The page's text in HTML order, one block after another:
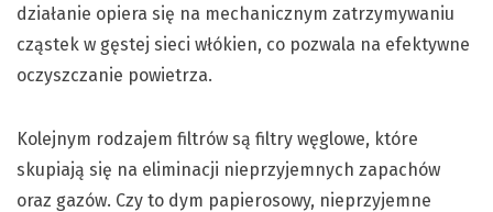
działanie opiera się na mechanicznym zatrzymywaniu
cząstek w gęstej sieci włókien, co pozwala na efektywne
oczyszczanie powietrza.
Kolejnym rodzajem filtrów są filtry węglowe, które
skupiają się na eliminacji nieprzyjemnych zapachów
oraz gazów. Czy to dym papierosowy, nieprzyjemne